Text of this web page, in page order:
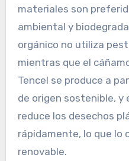
materiales son
ambiental y
orgánico no utiliza
mientras que el
Tencel se produce a
de origen sostenible, y
reduce los desechos
rápidamente, lo que lo
renovable.